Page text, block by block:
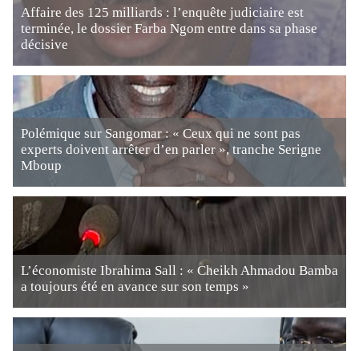
Affaire des 125 milliards : l’enquête judiciaire est
terminée, le dossier Farba Ngom entre dans sa phase
décisive
Polémique sur Sangomar : « Ceux qui ne sont pas
experts doivent arrêter d’en parler », tranche Serigne
Mboup
L’économiste Ibrahima Sall : « Cheikh Ahmadou Bamba
a toujours été en avance sur son temps »